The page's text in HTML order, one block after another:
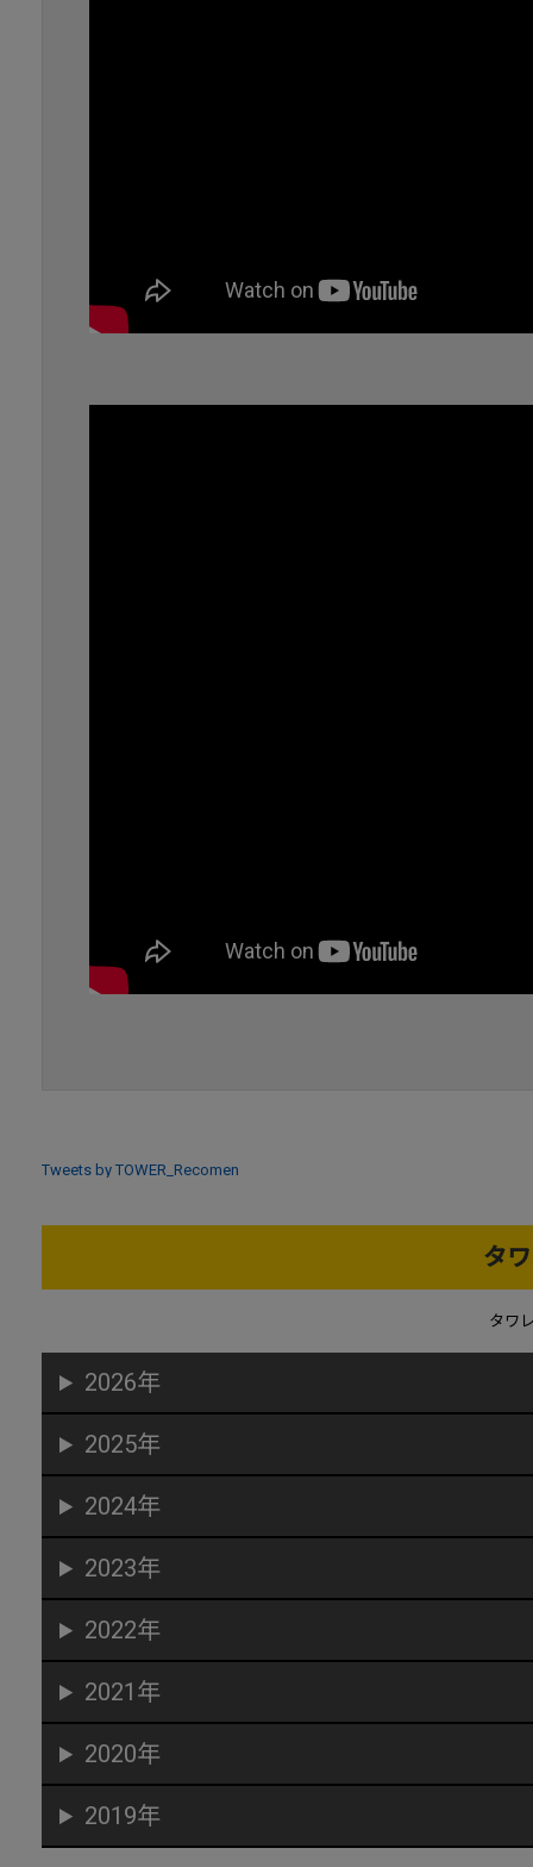
Tweets by TOWER_Recomen
タ
タワ
2026年
2025年
2024年
2023年
2022年
2021年
2020年
2019年